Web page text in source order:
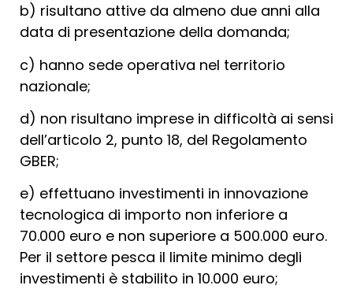
b) risultano attive da almeno due anni alla
data di presentazione della domanda;
c) hanno sede operativa nel territorio
nazionale;
d) non risultano imprese in difficoltà ai sensi
dell’articolo 2, punto 18, del Regolamento
GBER;
e) effettuano investimenti in innovazione
tecnologica di importo non inferiore a
70.000 euro e non superiore a 500.000 euro.
Per il settore pesca il limite minimo degli
investimenti è stabilito in 10.000 euro;